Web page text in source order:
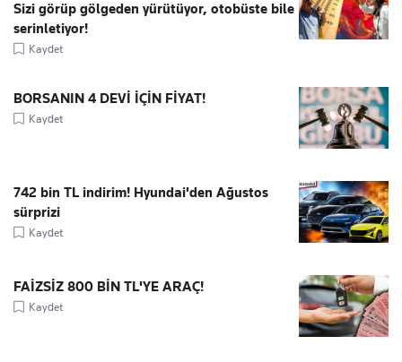
Sizi görüp gölgeden yürütüyor, otobüste bile
serinletiyor!
Kaydet
BORSANIN 4 DEVİ İÇİN FİYAT!
Kaydet
742 bin TL indirim! Hyundai'den Ağustos
sürprizi
Kaydet
FAİZSİZ 800 BİN TL'YE ARAÇ!
Kaydet